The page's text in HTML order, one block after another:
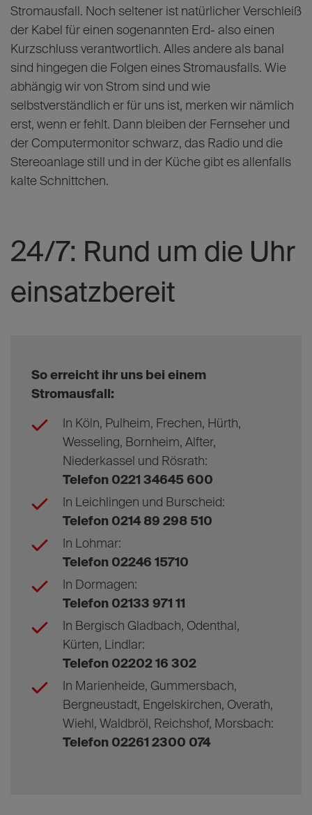
Stromausfall. Noch seltener ist natürlicher Verschleiß
der Kabel für einen sogenannten Erd- also einen
Kurzschluss verantwortlich. Alles andere als banal
sind hingegen die Folgen eines Stromausfalls. Wie
abhängig wir von Strom sind und wie
selbstverständlich er für uns ist, merken wir nämlich
erst, wenn er fehlt. Dann bleiben der Fernseher und
der Computermonitor schwarz, das Radio und die
Stereoanlage still und in der Küche gibt es allenfalls
kalte Schnittchen.
24/7: Rund um die Uhr
einsatzbereit
So erreicht ihr uns bei einem
Stromausfall:
In Köln, Pulheim, Frechen, Hürth,
Wesseling, Bornheim, Alfter,
Niederkassel und Rösrath:
Telefon 0221 34645 600
In Leichlingen und Burscheid:
Telefon 0214 89 298 510
In Lohmar:
Telefon 02246 15710
In Dormagen:
Telefon 02133 971 11
In Bergisch Gladbach, Odenthal,
Kürten, Lindlar:
Telefon 02202 16 302
In Marienheide, Gummersbach,
Bergneustadt, Engelskirchen, Overath,
Wiehl, Waldbröl, Reichshof, Morsbach:
Telefon 02261 2300 074